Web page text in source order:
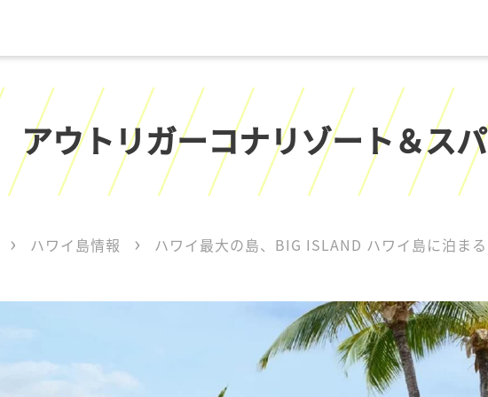
アウトリガーコナリゾート＆スパ
ハワイ島情報 ハワイ最大の島、BIG ISLAND ハワイ島に泊まる